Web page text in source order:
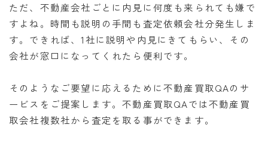
ただ、不動産会社ごとに内見に何度も来られても嫌で
すよね。時間も説明の手間も査定依頼会社分発生しま
す。できれば、1社に説明や内見にきてもらい、その
会社が窓口になってくれたら便利です。
そのようなご要望に応えるために不動産買取QAのサ
ービスをご提案します。不動産買取QAでは不動産買
取会社複数社から査定を取る事ができます。